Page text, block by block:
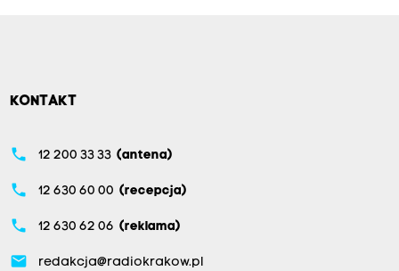
KONTAKT
phone 12 200 33 33 (antena)
phone 12 630 60 00 (recepcja)
phone 12 630 62 06 (reklama)
email redakcja@radiokrakow.pl